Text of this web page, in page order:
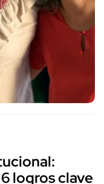
logros clave